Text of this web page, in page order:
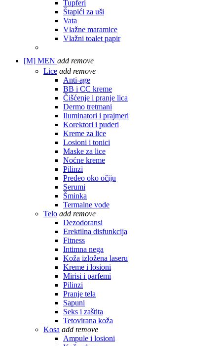
Tupferi
Štapići za uši
Vata
Vlažne maramice
Vlažni toalet papir
[M] MEN add remove
Lice add remove
Anti-age
BB i CC kreme
Čišćenje i pranje lica
Dermo tretmani
Iluminatori i prajmeri
Korektori i puderi
Kreme za lice
Losioni i tonici
Maske za lice
Noćne kreme
Pilinzi
Predeo oko očiju
Serumi
Šminka
Termalne vode
Telo add remove
Dezodoransi
Erektilna disfunkcija
Fitness
Intimna nega
Koža izložena laseru
Kreme i losioni
Mirisi i parfemi
Pilinzi
Pranje tela
Sapuni
Seks i zaštita
Tetovirana koža
Kosa add remove
Ampule i losioni